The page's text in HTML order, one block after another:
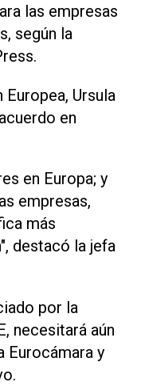
las empresas
según la
Ursula
en
en Europa; y
empresas,
más
destacó la jefa
por la
necesitará aún
Eurocámara y